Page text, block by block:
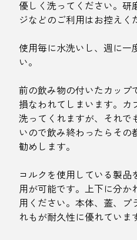
優しく洗ってください。研
ジなどのご利用はお控えく
使用毎に水洗いし、週に一
い。
前の飲み物の付いたカップ
損なわれてしまいます。カ
洗ってくれますが、それで
いので飲み終わったらその
勧めします。
コルクを使用している製品
用が可能です。上下に分か
用ください。本体、蓋、プ
れもが耐久性に優れていま